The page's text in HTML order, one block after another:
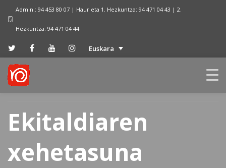
Admin.: 94 453 80 07 | Haur eta 1. Hezkuntza: 94 471 04 43 | 2.
Hezkuntza: 94 471 04 44
Euskara
Ekitaldiaren
xehetasuna